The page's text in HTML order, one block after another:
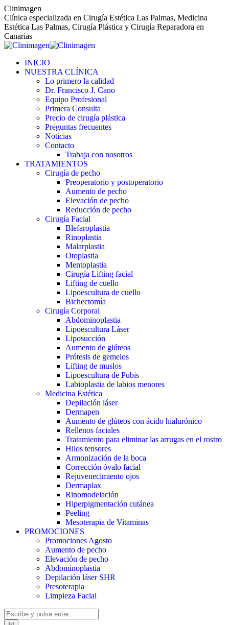
Saltar
al
contenido
Clinimagen
Clínica especializada en Cirugía Estética Las Palmas, Medicina
Estética Las Palmas, Cirugía Plástica y Cirugía Reparadora en
Canarias
INICIO
NUESTRA CLÍNICA
Lo primero la calidad
Dr. Francisco J. Cano
Equipo Profesional
Primera Consulta
Precio de cirugía plástica
Preguntas frecuentes
Noticias
Contacto
Trabaja con nosotros
TRATAMIENTOS
Cirugía de pecho
Preoperatorio y postoperatorio
Aumento de pecho
Elevación de pecho
Reducción de pecho
Cirugía Facial
Blefaroplastia
Rinoplastia
Malarplastia
Otoplastia
Mentoplastia
Cirugía Lifting facial
Lifting de cuello
Lipoescultura de cuello
Bichectomía
Cirugía Corporal
Abdominoplastia
Lipoescultura Láser
Liposucción
Aumento de glúteos
Prótesis de gemelos
Lifting de muslos
Lipoescultura de Pubis
Labioplastia de labios menores
Medicina Estética
Depilación láser
Dermapen
Aumento de glúteos con ácido hialurónico
Rellenos faciales
Tratamiento para eliminar las arrugas en el rostro
Hilos tensores
Armonización de la boca
Corrección óvalo facial
Rejuvenecimiento ojos
Dermaplax
Rinomodelación
Hiperpigmentación cutánea
Peeling
Mesoterapia de Vitaminas
PROMOCIONES
Promociones Agosto
Aumento de pecho
Elevación de pecho
Abdominoplastia
Depilación láser SHR
Presoterapia
Limpieza Facial
Buscar: